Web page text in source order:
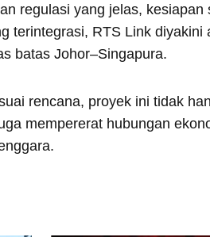
regulasi yang jelas,
terintegrasi, RTS Link
batas Johor–Singapura.
rencana, proyek ini tidak
mempererat hubungan